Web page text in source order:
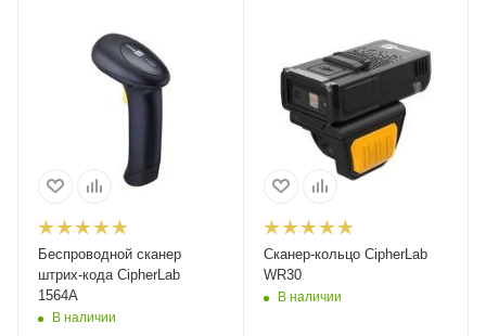
Беспроводной сканер
штрих-кода CipherLab
1564A
В наличии
Сканер-кольцо CipherLab
WR30
В наличии